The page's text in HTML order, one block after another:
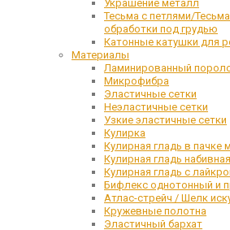
Украшение металл
Тесьма с петлями/
обработки под грудью
Катонные катушки для
Материалы
Ламинированный
Микрофибра
Эластичные сетки
Неэластичные сетки
Узкие эластичные сетки
Кулирка
Кулирная гладь в пачке
Кулирная гладь набивная
Кулирная гладь с
Бифлекс однотонный и
Атлас-стрейч / Шелк
Кружевные полотна
Эластичный бархат